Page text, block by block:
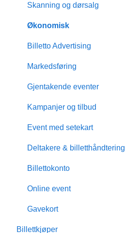
Skanning og dørsalg
Økonomisk
Billetto Advertising
Markedsføring
Gjentakende eventer
Kampanjer og tilbud
Event med setekart
Deltakere & billetthåndtering
Billettokonto
Online event
Gavekort
Billettkjøper